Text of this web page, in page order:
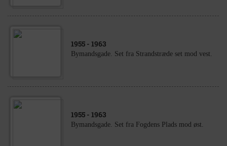
1955 - 1963
Bymandsgade. Set fra Strandstræde set mod vest.
1955 - 1963
Bymandsgade. Set fra Fogdens Plads mod øst.